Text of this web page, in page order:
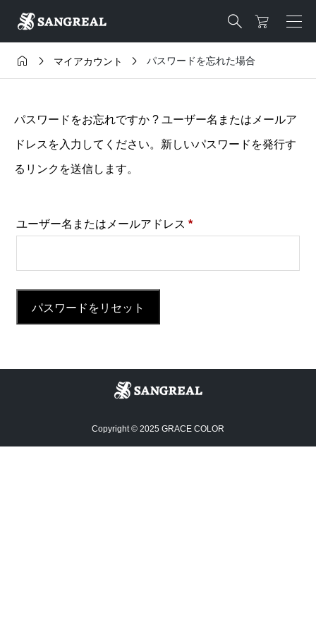

  マイアカウント  パスワードを忘れた場合
パスワードをお忘れですか ? ユーザー名またはメールア
ドレスを入力してください。新しいパスワードを発行す
るリンクを送信します。
ユーザー名またはメールアドレス *必
パスワードをリセット
Copyright © 2025 GRACE COLOR